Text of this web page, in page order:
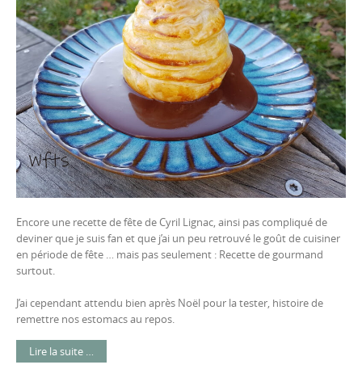
Encore une recette de fête de Cyril Lignac, ainsi pas compliqué de
deviner que je suis fan et que j’ai un peu retrouvé le goût de cuisiner
en période de fête … mais pas seulement : Recette de gourmand
surtout.
J’ai cependant attendu bien après Noël pour la tester, histoire de
remettre nos estomacs au repos.
Lire la suite …